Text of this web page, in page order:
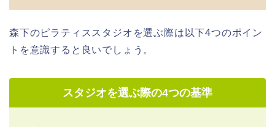
森下のピラティススタジオを選ぶ際は以下4つのポイン
トを意識すると良いでしょう。
スタジオを選ぶ際の4つの基準